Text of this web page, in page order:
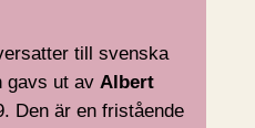
till svenska
gavs ut av Albert
Den är en fristående